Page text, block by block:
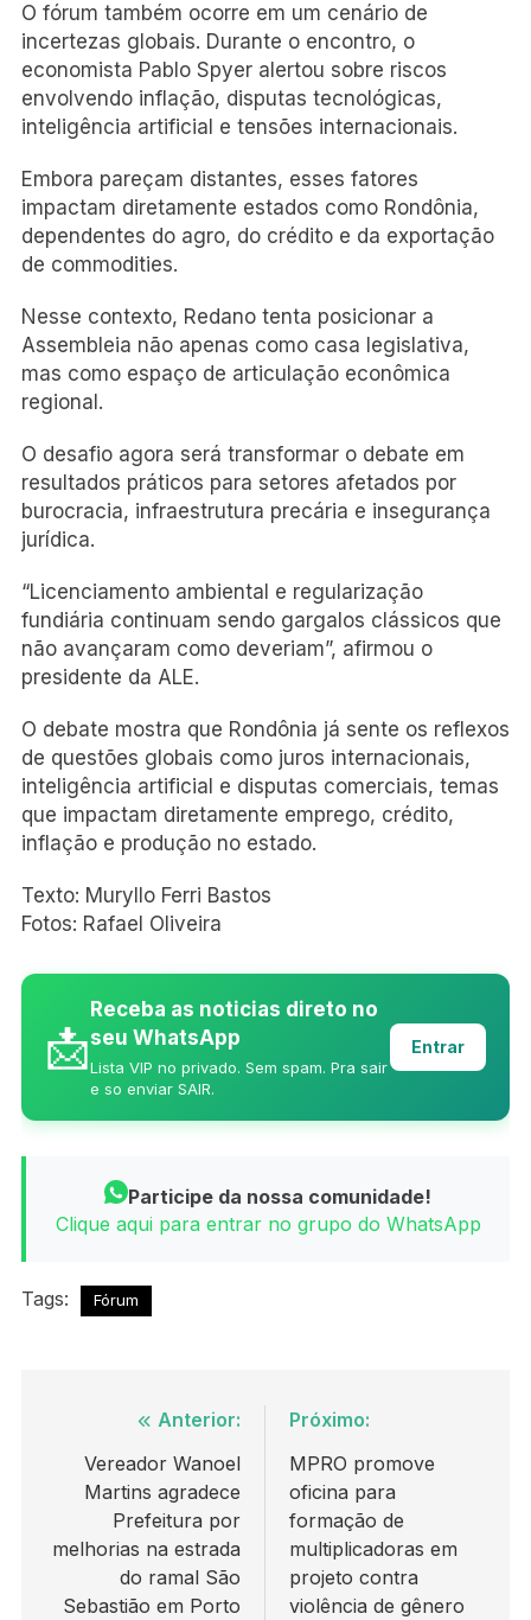
O fórum também ocorre em um cenário de
incertezas globais. Durante o encontro, o
economista Pablo Spyer alertou sobre riscos
envolvendo inflação, disputas tecnológicas,
inteligência artificial e tensões internacionais.
Embora pareçam distantes, esses fatores
impactam diretamente estados como Rondônia,
dependentes do agro, do crédito e da exportação
de commodities.
Nesse contexto, Redano tenta posicionar a
Assembleia não apenas como casa legislativa,
mas como espaço de articulação econômica
regional.
O desafio agora será transformar o debate em
resultados práticos para setores afetados por
burocracia, infraestrutura precária e insegurança
jurídica.
“Licenciamento ambiental e regularização
fundiária continuam sendo gargalos clássicos que
não avançaram como deveriam”, afirmou o
presidente da ALE.
O debate mostra que Rondônia já sente os reflexos
de questões globais como juros internacionais,
inteligência artificial e disputas comerciais, temas
que impactam diretamente emprego, crédito,
inflação e produção no estado.
Texto: Muryllo Ferri Bastos
Fotos: Rafael Oliveira
📩
Receba as noticias direto no
seu WhatsApp
Lista VIP no privado. Sem spam. Pra sair
e so enviar SAIR.
Entrar
Participe da nossa comunidade!
Clique aqui para entrar no grupo do WhatsApp
Tags: Fórum
Navegação
Post
Anterior:
Vereador Wanoel
Martins agradece
Prefeitura por
melhorias na estrada
do ramal São
Sebastião em Porto
Próximo:
MPRO promove
oficina para
formação de
multiplicadoras em
projeto contra
violência de gênero